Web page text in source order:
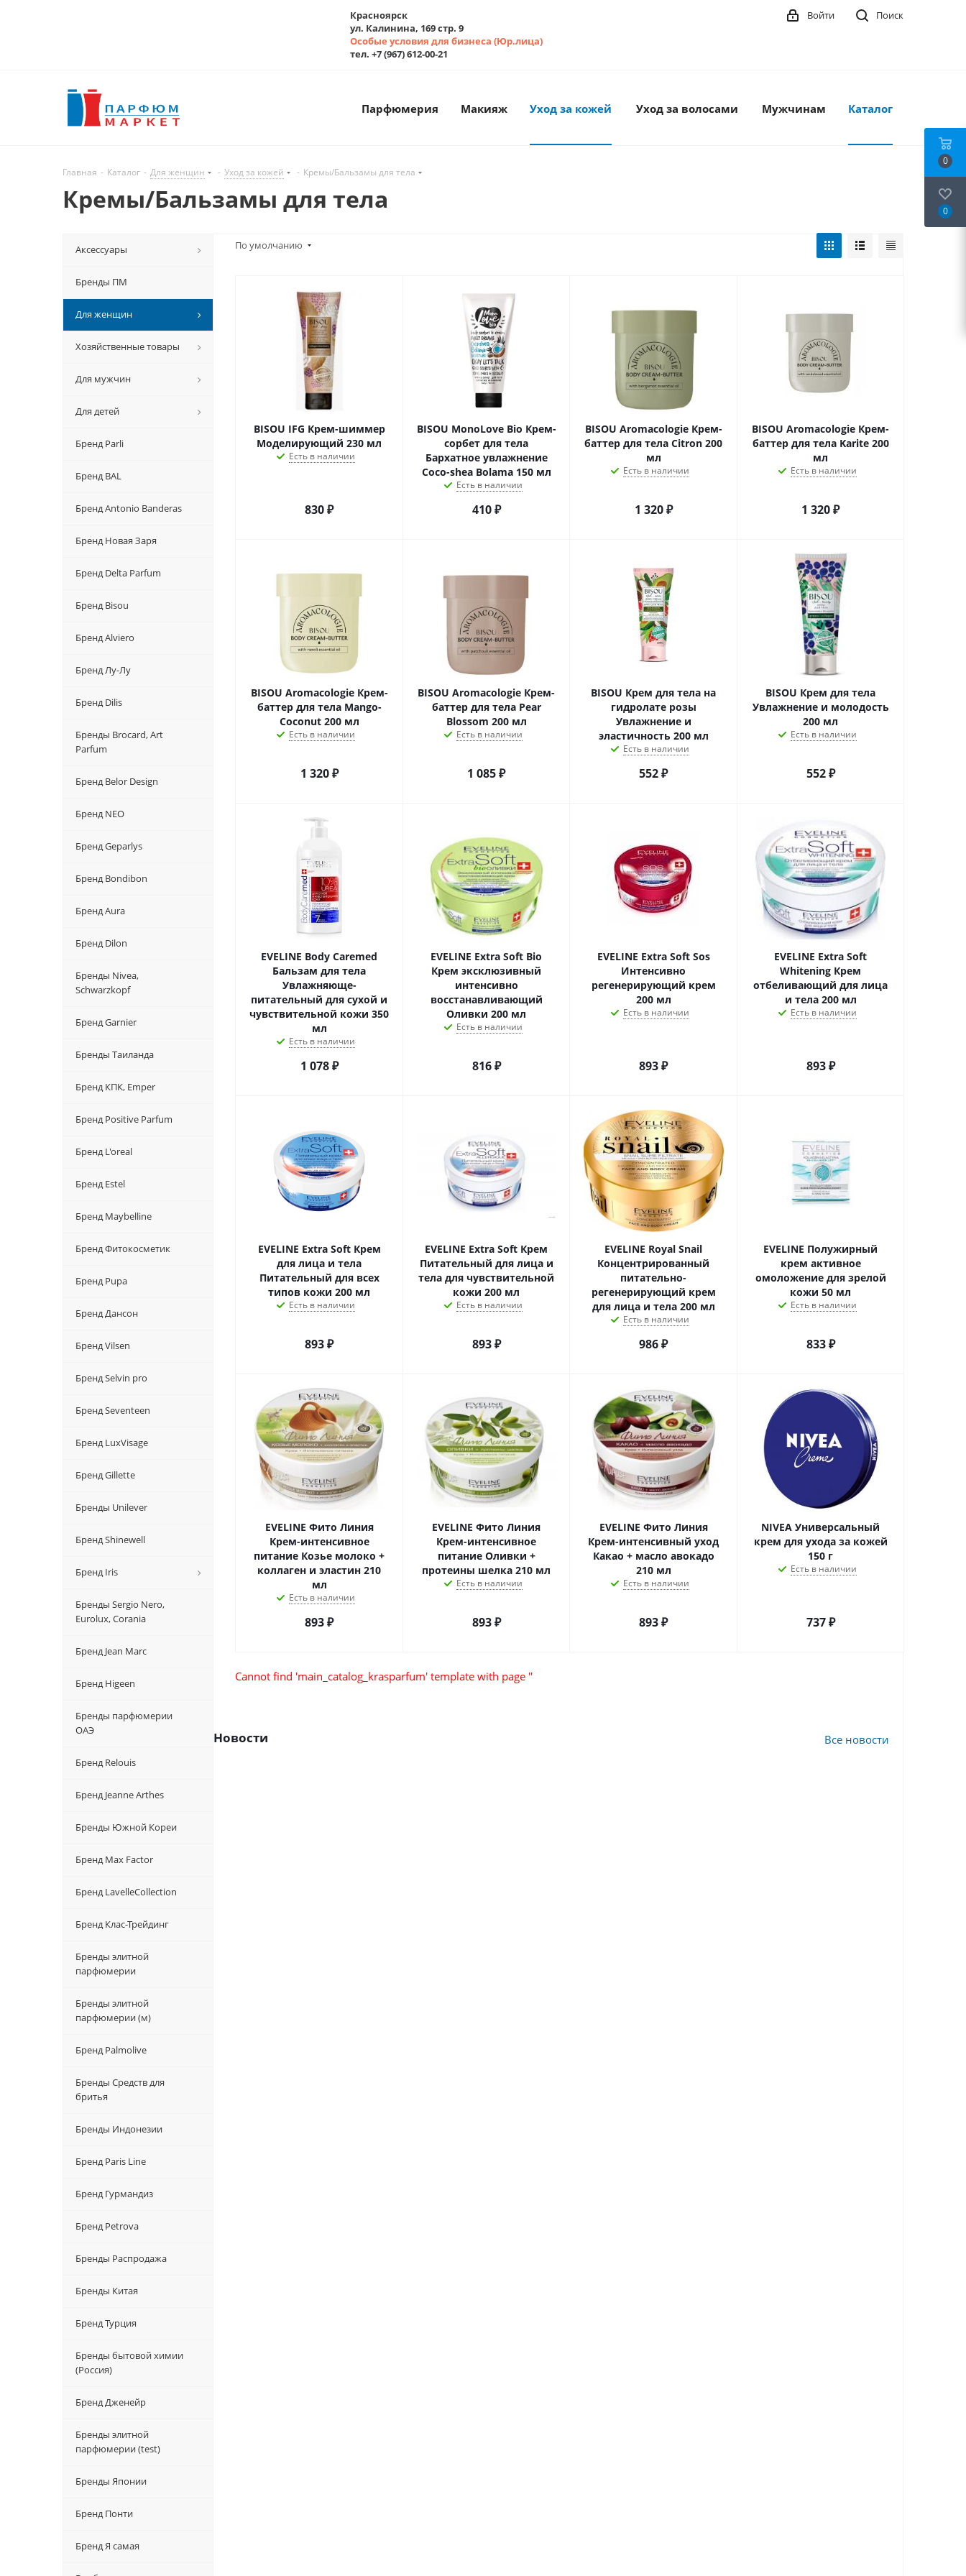
Красноярск
ул. Калинина, 169 стр. 9
Особые условия для бизнеса (Юр.лица)
тел. +7 (967) 612-00-21
Поиск
Войти
Парфюмерия Макияж Уход за кожей Уход за волосами Мужчинам Каталог
Главная - Каталог - Для женщин - Уход за кожей - Кремы/Бальзамы для тела
Кремы/Бальзамы для тела
По умолчанию
BISOU IFG Крем-шиммер
Моделирующий 230 мл
Есть в наличии
830₽
BISOU MonoLove Bio Крем-
сорбет для тела
Бархатное увлажнение
Coco-shea Bolama 150 мл
Есть в наличии
410₽
BISOU Аromacologie Крем-
баттер для тела Citron 200
мл
Есть в наличии
1 320₽
BISOU Аromacologie Крем-
баттер для тела Karite 200
мл
Есть в наличии
1 320₽
BISOU Аromacologie Крем-
баттер для тела Mango-
Coconut 200 мл
Есть в наличии
1 320₽
BISOU Аromacologie Крем-
баттер для тела Pear
Blossom 200 мл
Есть в наличии
1 085₽
BISOU Крем для тела на
гидролате розы
Увлажнение и
эластичность 200 мл
Есть в наличии
552₽
BISOU Крем для тела
Увлажнение и молодость
200 мл
Есть в наличии
552₽
EVELINE Body Caremed
Бальзам для тела
Увлажняюще-
питательный для сухой и
чувствительной кожи 350
мл
Есть в наличии
1 078₽
EVELINE Extra Soft Bio
Крем эксклюзивный
интенсивно
восстанавливающий
Оливки 200 мл
Есть в наличии
816₽
EVELINE Extra Soft Sos
Интенсивно
регенерирующий крем
200 мл
Есть в наличии
893₽
EVELINE Extra Soft
Whitening Крем
отбеливающий для лица
и тела 200 мл
Есть в наличии
893₽
EVELINE Extra Soft Крем
для лица и тела
Питательный для всех
типов кожи 200 мл
Есть в наличии
893₽
EVELINE Extra Soft Крем
Питательный для лица и
тела для чувствительной
кожи 200 мл
Есть в наличии
893₽
EVELINE Royal Snail
Концентрированный
питательно-
регенерирующий крем
для лица и тела 200 мл
Есть в наличии
986₽
EVELINE Полужирный
крем активное
омоложение для зрелой
кожи 50 мл
Есть в наличии
833₽
EVELINE Фито Линия
Крем-интенсивное
питание Козье молоко +
коллаген и эластин 210
мл
Есть в наличии
893₽
EVELINE Фито Линия
Крем-интенсивное
питание Оливки +
протеины шелка 210 мл
Есть в наличии
893₽
EVELINE Фито Линия
Крем-интенсивный уход
Какао + масло авокадо
210 мл
Есть в наличии
893₽
NIVEA Универсальный
крем для ухода за кожей
150 г
Есть в наличии
737₽
Cannot find 'main_catalog_krasparfum' template with page ''
Аксессуары
Бренды ПМ
Для женщин
Хозяйственные товары
Для мужчин
Для детей
Бренд Parli
Бренд BAL
Бренд Antonio Banderas
Бренд Новая Заря
Бренд Delta Parfum
Бренд Bisou
Бренд Alviero
Бренд Лу-Лу
Бренд Dilis
Бренды Brocard, Art
Parfum
Бренд Belor Design
Бренд NEO
Бренд Geparlys
Бренд Bondibon
Бренд Aura
Бренд Dilon
Бренды Nivea,
Schwarzkopf
Бренд Garnier
Бренды Таиланда
Бренд КПК, Emper
Бренд Positive Parfum
Бренд L'oreal
Бренд Estel
Бренд Maybelline
Бренд Фитокосметик
Бренд Pupa
Бренд Дансон
Бренд Vilsen
Бренд Selvin pro
Бренд Seventeen
Бренд LuxVisage
Бренд Gillette
Бренды Unilever
Бренд Shinewell
Бренд Iris
Бренды Sergio Nero,
Eurolux, Corania
Бренд Jean Marc
Бренд Higeen
Бренды парфюмерии
ОАЭ
Бренд Relouis
Бренд Jeanne Arthes
Бренды Южной Кореи
Бренд Max Factor
Бренд LavelleCollection
Бренд Клас-Трейдинг
Бренды элитной
парфюмерии
Бренды элитной
парфюмерии (м)
Бренд Palmolive
Бренды Средств для
бритья
Бренды Индонезии
Бренд Paris Line
Бренд Гурмандиз
Бренд Petrova
Бренды Распродажа
Бренды Китая
Бренд Турция
Бренды бытовой химии
(Россия)
Бренд Дженейр
Бренды элитной
парфюмерии (test)
Бренды Японии
Бренд Понти
Бренд Я самая
Новости Все новости
0
0